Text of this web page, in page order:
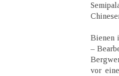
Bienen
–
vor